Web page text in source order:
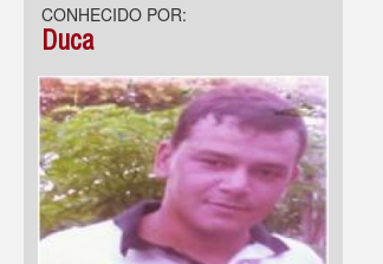
CONHECIDO POR:
Duca